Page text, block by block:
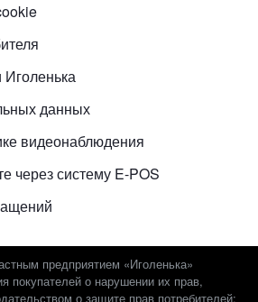
данных
видеонаблюдения
через систему E-POS
предприятием «Иголенька»
покупателей о нарушении их прав,
о защите прав потребителей: